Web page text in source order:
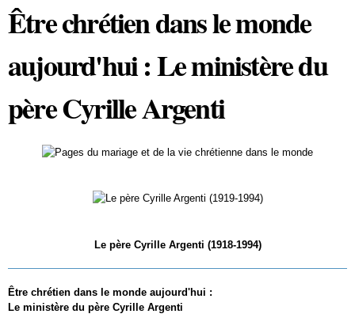
Être chrétien dans le monde
aujourd'hui : Le ministère du
père Cyrille Argenti
Le père Cyrille Argenti (1918-1994)
Être chrétien dans le monde aujourd'hui :
Le ministère du père Cyrille Argenti